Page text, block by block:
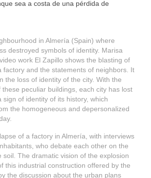
sea a costa de una pérdida de
in Almería (Spain) where
destroyed symbols of identity. Marisa
work El Zapillo shows the blasting of
factory and the statements of neighbors. It
the loss of identity of the city. With the
peculiar buildings, each city has lost
sign of identity of its history, which
the homogeneous and depersonalized
of a factory in Almería, with interviews
who debate each other on the
soil. The dramatic vision of the explosion
this industrial construction offered by the
the discussion about the urban plans